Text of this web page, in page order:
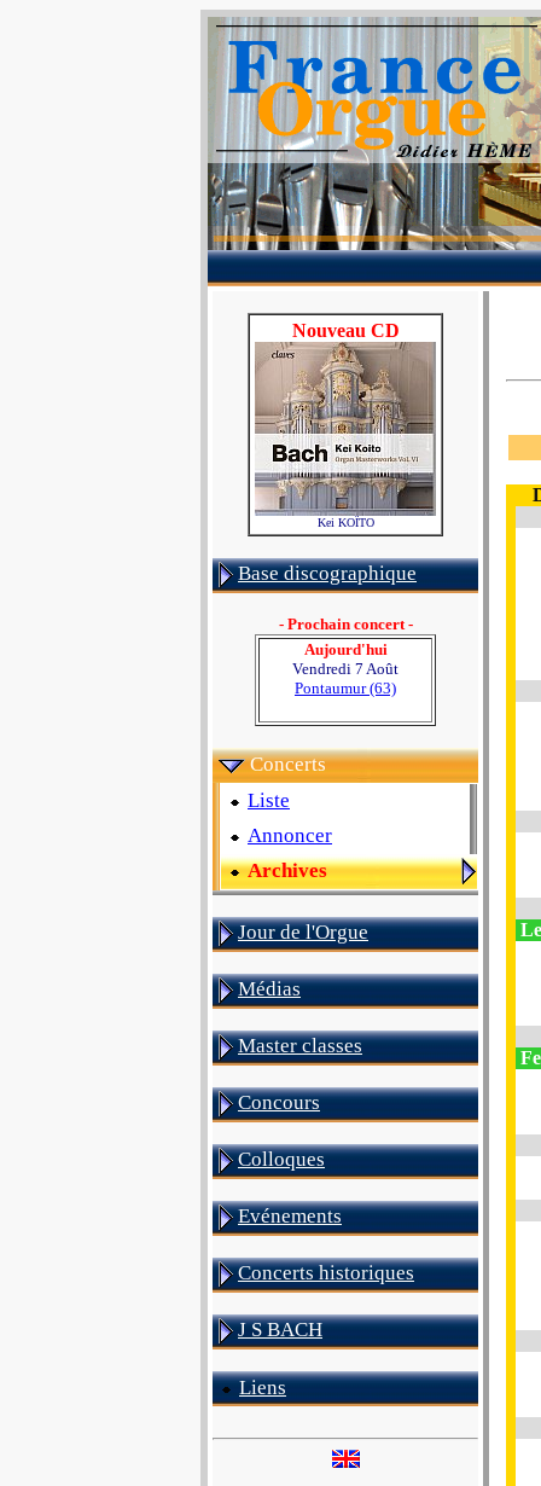
Nouveau CD
Kei KOÏTO
Base discographique
- Prochain concert -
Aujourd'hui
Vendredi 7 Août
Pontaumur (63)
Concerts
Liste
Annoncer
Archives
Jour de l'Orgue
Médias
Master classes
Concours
Colloques
Evénements
Concerts historiques
J S BACH
Liens